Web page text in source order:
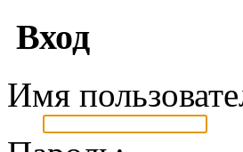
Вход
Имя